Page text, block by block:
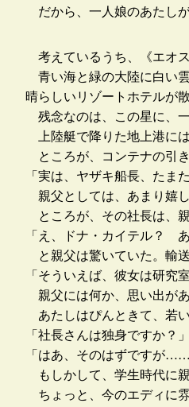
だから、一人娘のあたし
考えているうち、《エオ
青い海と緑の大陸に白い
晴らしいリゾートホテルが
残念なのは、この星に、
上陸艇で降りた地上港に
ところが、コンテナの引
「実は、ヤザキ船長、たま
親父としては、あまり嬉
ところが、その社長は、
「え、ドナ・カイテル？
と親父は驚いていた。輸
「そういえば、彼女は研
親父には何か、思い出があ
あたしはぴんときて、若
「社長さんは独身ですか？」
「はあ、そのはずですが……
もしかして、学生時代に
ちょっと、今のエディに雰